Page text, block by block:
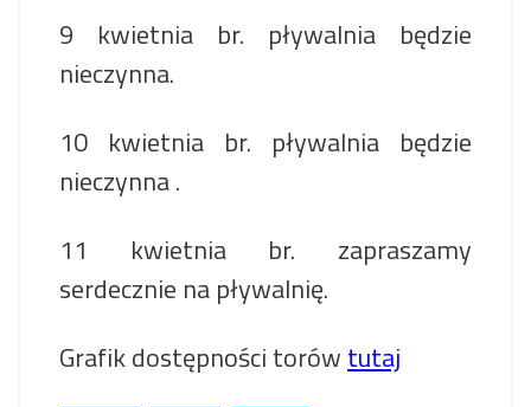
9 kwietnia br. pływalnia będzie
nieczynna.
10 kwietnia br. pływalnia będzie
nieczynna .
11 kwietnia br. zapraszamy
serdecznie na pływalnię.
Grafik dostępności torów tutaj